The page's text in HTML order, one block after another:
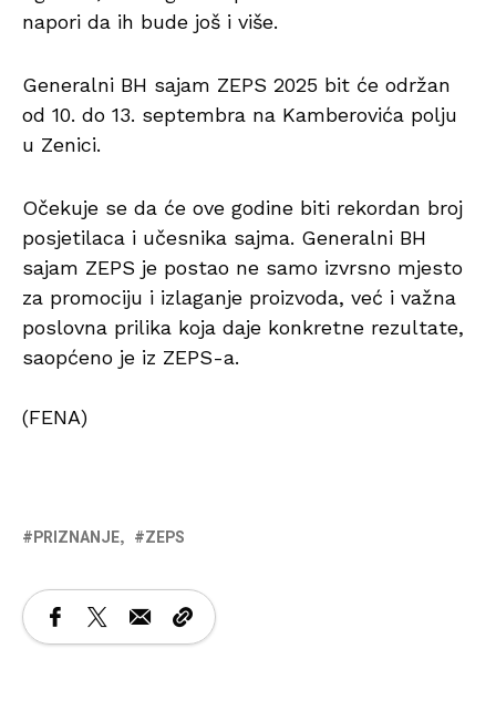
napori da ih bude još i više.
Generalni BH sajam ZEPS 2025 bit će održan
od 10. do 13. septembra na Kamberovića polju
u Zenici.
Očekuje se da će ove godine biti rekordan broj
posjetilaca i učesnika sajma. Generalni BH
sajam ZEPS je postao ne samo izvrsno mjesto
za promociju i izlaganje proizvoda, već i važna
poslovna prilika koja daje konkretne rezultate,
saopćeno je iz ZEPS-a.
(FENA)
PRIZNANJE ZEPS